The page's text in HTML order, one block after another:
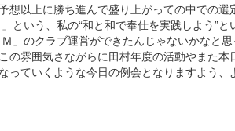
想以上に勝ち進んで盛り上がっての中での
という、私の“和と和で奉仕を実践しよう”
」のクラブ運営ができたんじゃないかなと
の雰囲気さながらに田村年度の活動やまた
っていくような今日の例会となりますよう